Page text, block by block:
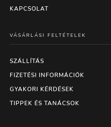
KAPCSOLAT
VÁSÁRLÁSI FELTÉTELEK
SZÁLLÍTÁS
FIZETÉSI INFORMÁCIÓK
GYAKORI KÉRDÉSEK
TIPPEK ÉS TANÁCSOK